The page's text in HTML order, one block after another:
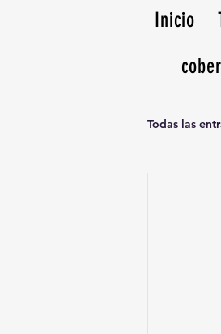
Inicio
Todas las